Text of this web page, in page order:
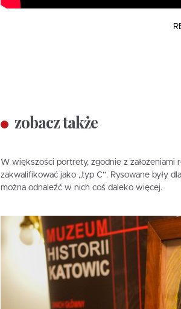
zobacz także
W większości portrety, zgodnie z
zakwalifikować jako „typ C”. Rysowane były
można odnaleźć w nich coś daleko więcej.